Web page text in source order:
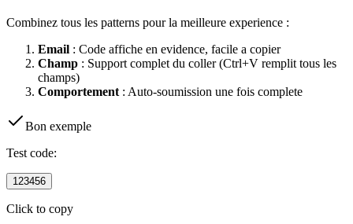
Combinez tous les patterns pour la meilleure experience :
Email : Code affiche en evidence, facile a copier
Champ : Support complet du coller (Ctrl+V remplit tous les
champs)
Comportement : Auto-soumission une fois complete
Bon exemple
Test code:
123456
Click to copy